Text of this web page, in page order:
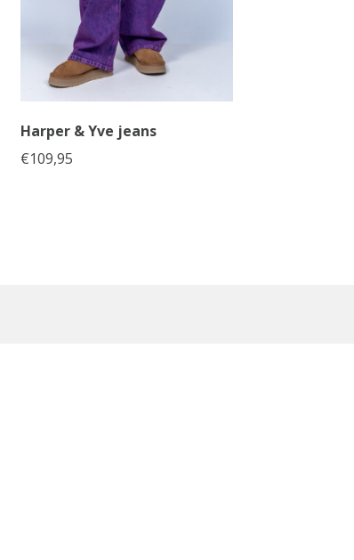
Harper & Yve jeans
€109,95